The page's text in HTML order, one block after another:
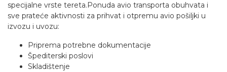
specijalne vrste tereta.Ponuda avio transporta obuhvata i
sve prateće aktivnosti za prihvat i otpremu avio pošiljki u
izvozu i uvozu:
Priprema potrebne dokumentacije
Špediterski poslovi
Skladištenje